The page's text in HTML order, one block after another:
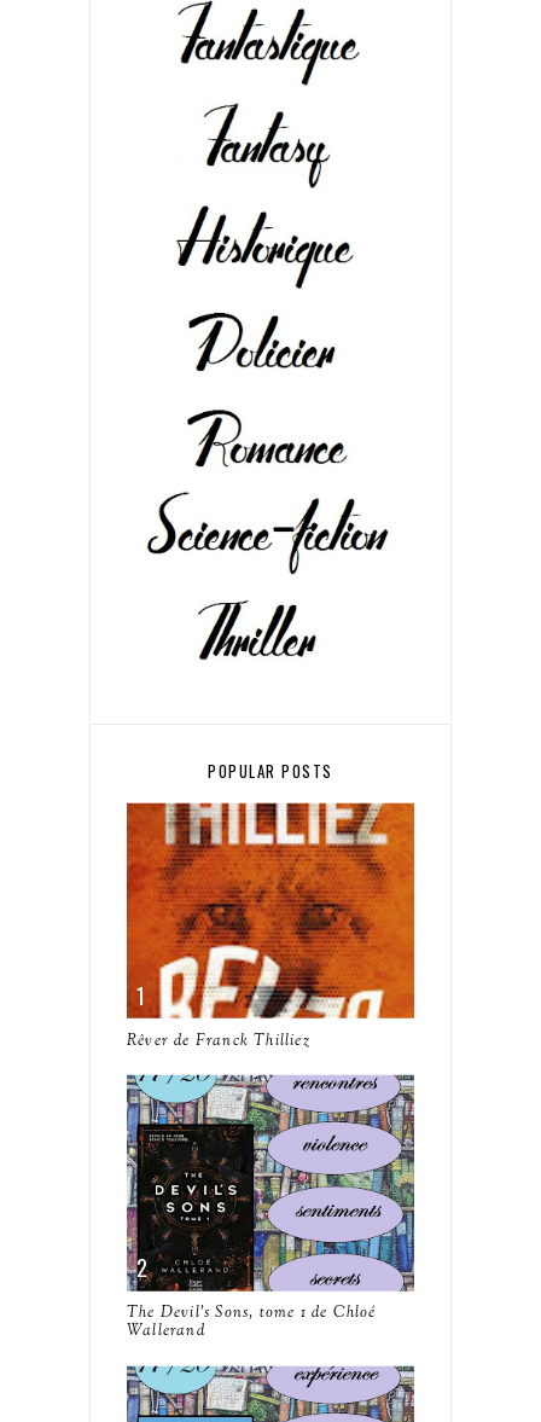
POPULAR POSTS
Rêver de Franck Thilliez
The Devil's Sons, tome 1 de Chloé
Wallerand